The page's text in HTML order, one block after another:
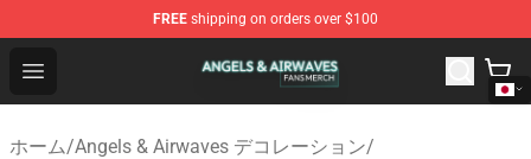
FREE shipping on orders over $100
Open menu
Angels & Airwaves Shop - Official Angels & Airwaves
ホーム/Angels & Airwaves デコレーション/